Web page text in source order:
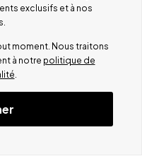
exclusifs et à nos
moment. Nous traitons
à notre politique de